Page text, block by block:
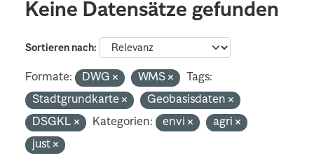
Keine Datensätze gefunden
Sortieren nach
Formate: DWG WMS
Tags:
Stadtgrundkarte
Geobasisdaten
DSGKL
Kategorien: envi
agri
just